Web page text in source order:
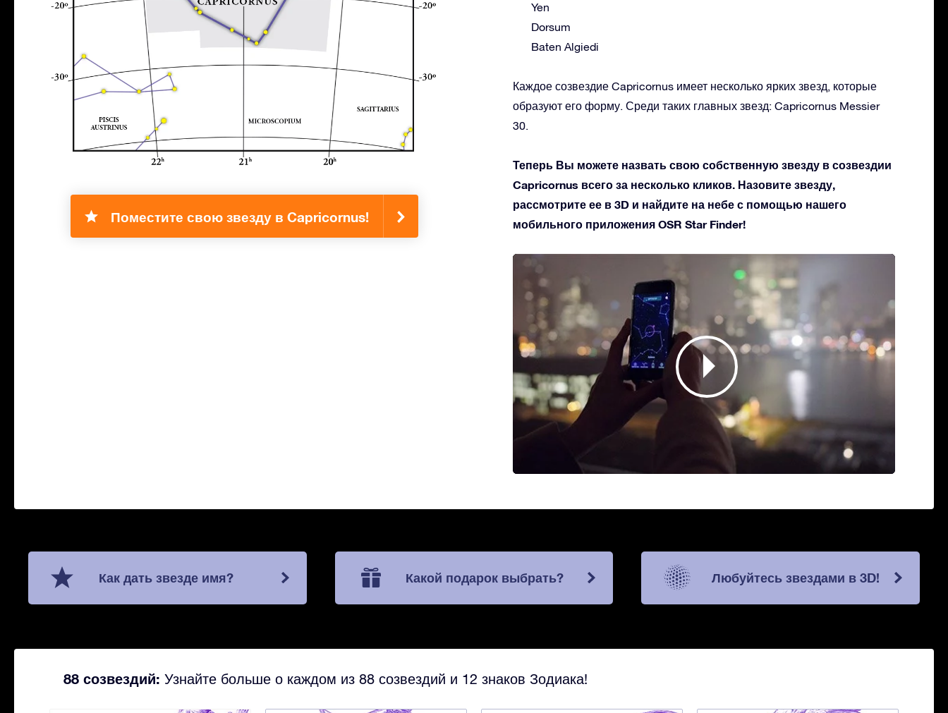
Поместите свою звезду в Capricornus!
Yen
Dorsum
Baten Algiedi
Каждое созвездие Capricornus имеет несколько ярких звезд, которые
образуют его форму. Среди таких главных звезд: Capricornus Messier
30.
Теперь Вы можете назвать свою собственную звезду в созвездии
Capricornus всего за несколько кликов. Назовите звезду,
рассмотрите ее в 3D и найдите на небе с помощью нашего
мобильного приложения OSR Star Finder!
Как дать звезде имя? Какой подарок выбрать? Любуйтесь звездами в 3D!
88 созвездий: Узнайте больше о каждом из 88 созвездий и 12 знаков Зодиака!